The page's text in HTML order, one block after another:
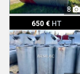
8
650 € HT
ARSILAC | Cuve inox